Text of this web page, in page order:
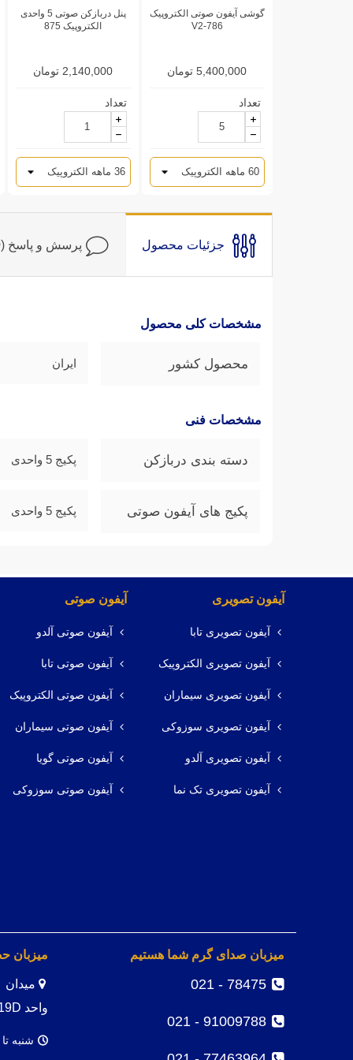
گوشی آیفون صوتی الکتروپیک
V2-786
5,400,000 تومان
تعداد
پنل دربازکن صوتی 5 واحدی
الکتروپیک 875
2,140,000 تومان
تعداد
جزئیات محصول پرسش و پاسخ (0)
مشخصات کلی محصول
محصول کشور ایران
مشخصات فنی
دسته بندی دربازکن پکیج 5 واحدی
پکیج های آیفون صوتی پکیج 5 واحدی
آیفون تصویری
آیفون تصویری تابا
آیفون تصویری الکتروپیک
آیفون تصویری سیماران
آیفون تصویری سوزوکی
آیفون تصویری آلدو
آیفون تصویری تک نما
آیفون صوتی
آیفون صوتی آلدو
آیفون صوتی تابا
آیفون صوتی الکتروپیک
آیفون صوتی سیماران
آیفون صوتی گویا
آیفون صوتی سوزوکی
میزبان صدای گرم شما هستیم
78475 - 021
91009788 - 021
میزبان
واحد 19D
شنبه